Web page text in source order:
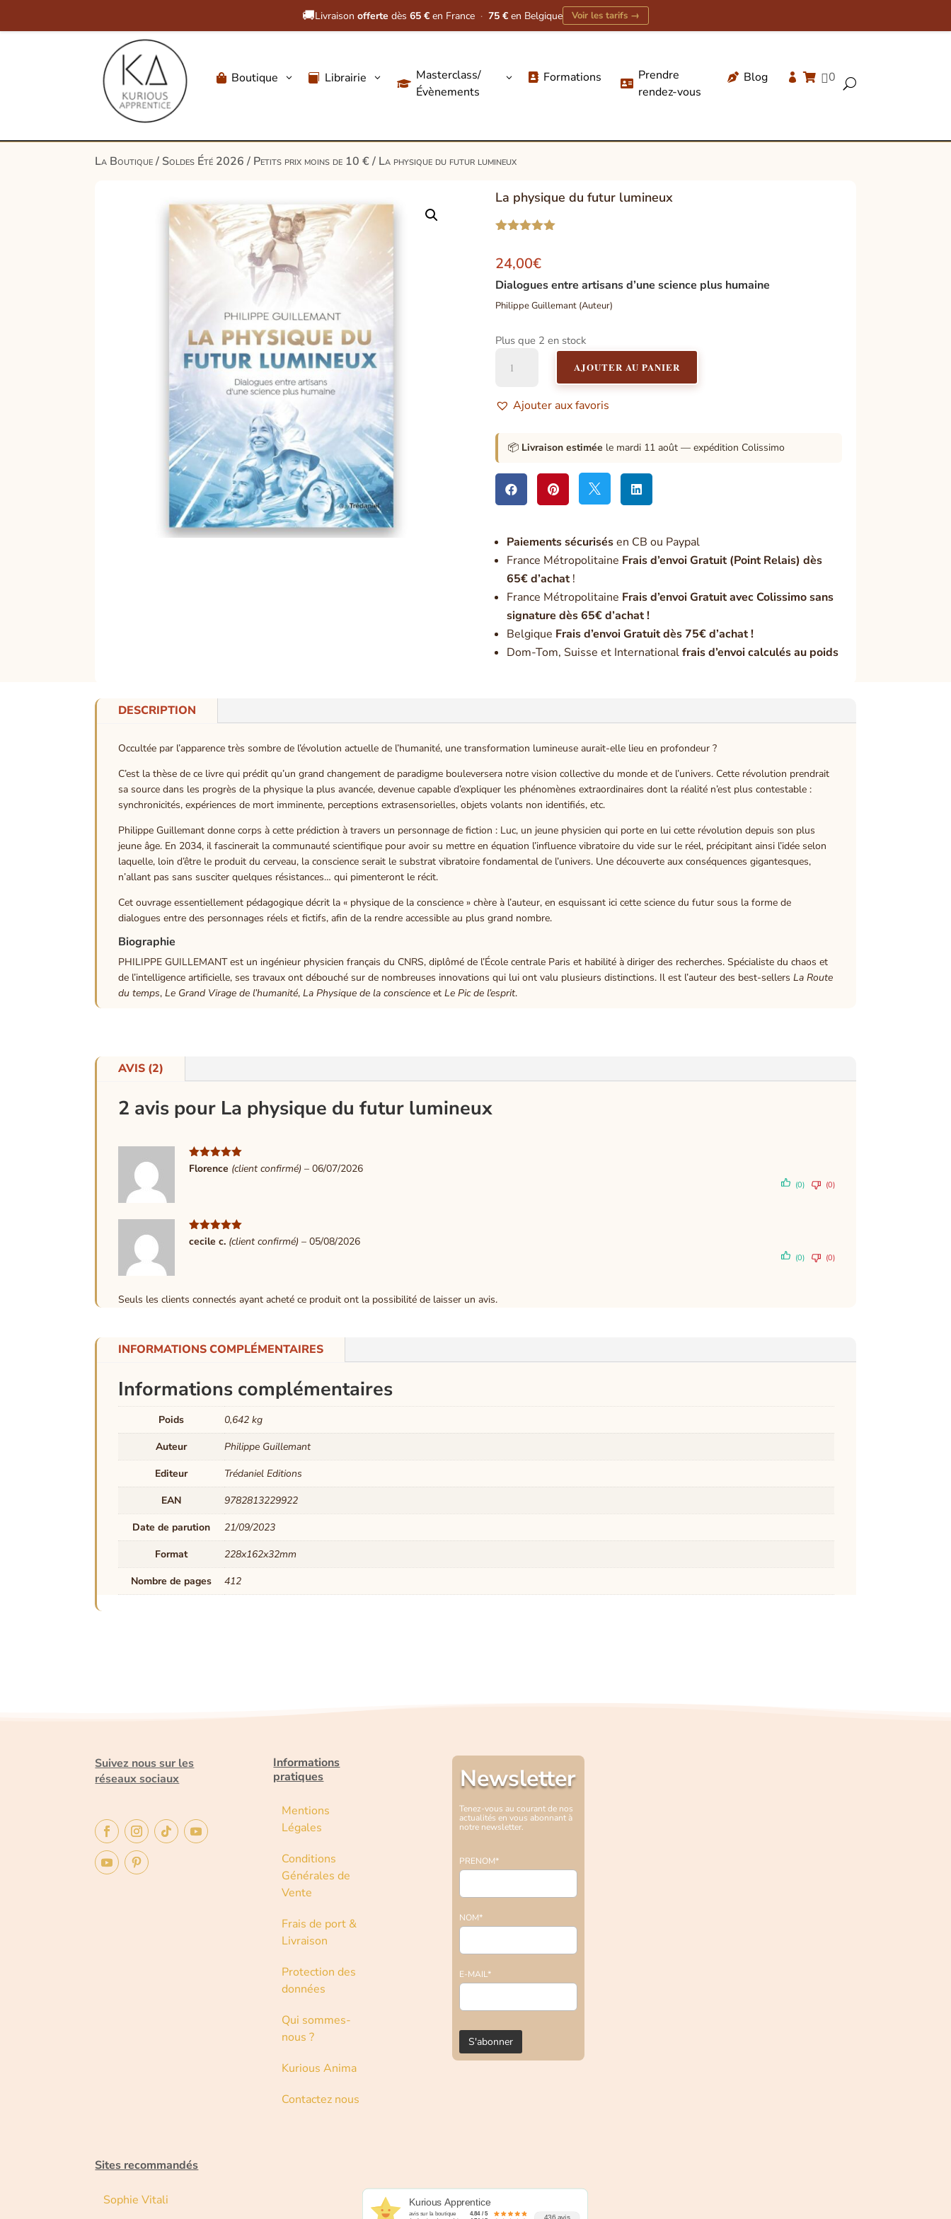
🚚Livraison offerte dès 65 € en France · 75 € en Belgique Voir les tarifs →
 Boutique 3  Librairie 3

Masterclass/
Évènements
3  Formations 
Prendre
rendez-vous
 Blog   0 U
produits
La Boutique/ Soldes Été 2026/ Petits prix moins de 10 €/ La physique du futur lumineux
La physique du futur lumineux
basé sur
client
24,00€
Dialogues entre artisans d’une science plus humaine
Philippe Guillemant (Auteur)
Plus que 2 en stock
physique
futur
lumineux
AJOUTER AU PANIER
Ajouter aux favoris
📦 Livraison estimée le mardi 11 août — expédition Colissimo
   
Paiements sécurisésen CB ou Paypal
France Métropolitaine Frais d’envoi Gratuit (Point Relais) dès
65€ d’achat!
France Métropolitaine Frais d’envoi Gratuit avec Colissimo sans
signature dès 65€ d’achat !
Belgique Frais d’envoi Gratuit dès 75€ d’achat !
Dom-Tom, Suisse et Internationalfrais d’envoi calculés au poids
DESCRIPTION
Occultée par l’apparence très sombre de l’évolution actuelle de l’humanité, une transformation lumineuse aurait-elle lieu en profondeur ?
C’est la thèse de ce livre qui prédit qu’un grand changement de paradigme bouleversera notre vision collective du monde et de l’univers. Cette révolution prendrait
sa source dans les progrès de la physique la plus avancée, devenue capable d’expliquer les phénomènes extraordinaires dont la réalité n’est plus contestable :
synchronicités, expériences de mort imminente, perceptions extrasensorielles, objets volants non identifiés, etc.
Philippe Guillemant donne corps à cette prédiction à travers un personnage de fiction : Luc, un jeune physicien qui porte en lui cette révolution depuis son plus
jeune âge. En 2034, il fascinerait la communauté scientifique pour avoir su mettre en équation l’influence vibratoire du vide sur le réel, précipitant ainsi l’idée selon
laquelle, loin d’être le produit du cerveau, la conscience serait le substrat vibratoire fondamental de l’univers. Une découverte aux conséquences gigantesques,
n’allant pas sans susciter quelques résistances… qui pimenteront le récit.
Cet ouvrage essentiellement pédagogique décrit la « physique de la conscience » chère à l’auteur, en esquissant ici cette science du futur sous la forme de
dialogues entre des personnages réels et fictifs, afin de la rendre accessible au plus grand nombre.
Biographie
PHILIPPE GUILLEMANT est un ingénieur physicien français du CNRS, diplômé de l’École centrale Paris et habilité à diriger des recherches. Spécialiste du chaos et
de l’intelligence artificielle, ses travaux ont débouché sur de nombreuses innovations qui lui ont valu plusieurs distinctions. Il est l’auteur des best-sellersLa Route
du temps,Le Grand Virage de l’humanité,La Physique de la conscience etLe Pic de l’esprit.
AVIS (2)
2 avis pour La physique du futur lumineux
Note5sur
Florence (client confirmé) – 06/07/2026
(0) (0)
Note5 sur
cecile c. (client confirmé) – 05/08/2026
(0) (0)
Seuls les clients connectés ayant acheté ce produit ont la possibilité de laisser un avis.
INFORMATIONS COMPLÉMENTAIRES
Informations complémentaires
Poids
0,642 kg
Auteur
Philippe Guillemant
Editeur
Trédaniel Editions
EAN
9782813229922
Date de parution
21/09/2023
Format
228x162x32mm
Nombre de pages
412
Suivez nous sur les
réseaux sociaux
Informations
pratiques
Mentions
Légales
Conditions
Générales de
Vente
Frais de port &
Livraison
Protection des
données
Qui sommes-
nous ?
Kurious Anima
Contactez nous
Newsletter
Tenez-vous au courant de nos
actualités en vous abonnant à
notre newsletter.
PRENOM*
NOM*
E-MAIL*
Sites recommandés
Sophie Vitali Kurious Apprentice
avis sur la boutique 4.84 / 5
436 avis